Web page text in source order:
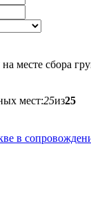
месте сбора
мест:25из25
в